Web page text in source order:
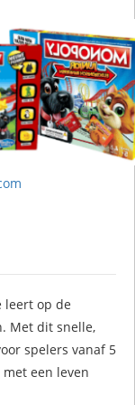
leert op de
Met dit snelle,
spelers vanaf 5
een leven